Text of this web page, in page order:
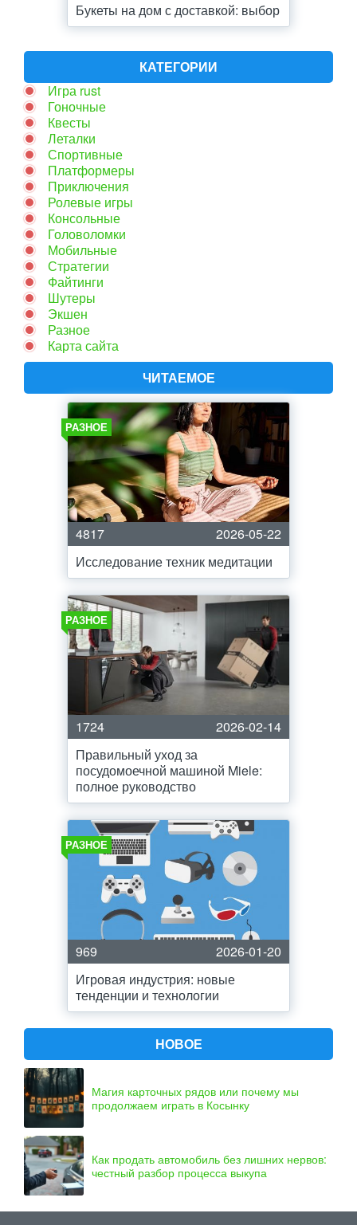
Букеты на дом с доставкой: выбор
КАТЕГОРИИ
Игра rust
Гоночные
Квесты
Леталки
Спортивные
Платформеры
Приключения
Ролевые игры
Консольные
Головоломки
Мобильные
Стратегии
Файтинги
Шутеры
Экшен
Разное
Карта сайта
ЧИТАЕМОЕ
РАЗНОЕ
4817
2026-05-22
Исследование техник медитации
РАЗНОЕ
1724
2026-02-14
Правильный уход за
посудомоечной машиной Miele:
полное руководство
РАЗНОЕ
969
2026-01-20
Игровая индустрия: новые
тенденции и технологии
НОВОЕ
Магия карточных рядов или почему мы
продолжаем играть в Косынку
Как продать автомобиль без лишних нервов:
честный разбор процесса выкупа